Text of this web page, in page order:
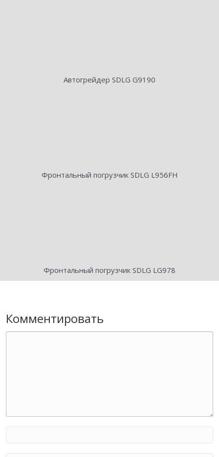
Автогрейдер SDLG G9190
Фронтальный погрузчик SDLG L956FH
Фронтальный погрузчик SDLG LG978
Комментировать